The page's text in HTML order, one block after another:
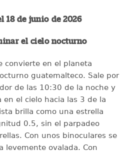
18 de junio de 2026
el cielo nocturno
convierte en el planeta
guatemalteco. Sale por
de las 10:30 de la noche y
el cielo hacia las 3 de la
brilla como una estrella
0.5, sin el parpadeo
Con unos binoculares se
levemente ovalada. Con